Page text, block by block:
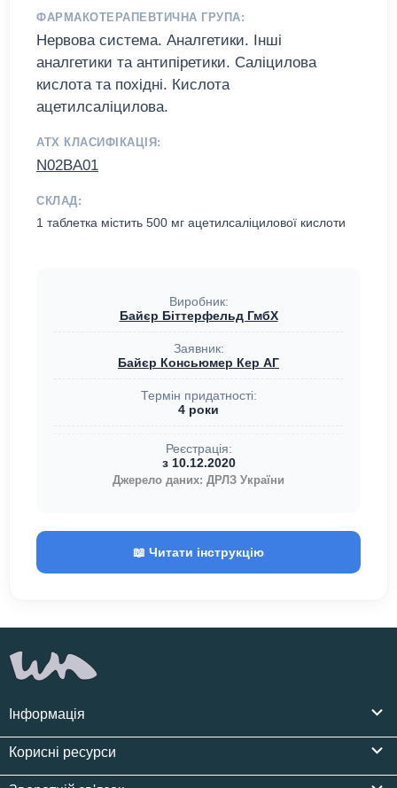
ФАРМАКОТЕРАПЕВТИЧНА ГРУПА:
Нервова система. Аналгетики. Інші
аналгетики та антипіретики. Саліцилова
кислота та похідні. Кислота
ацетилсаліцилова.
АТХ КЛАСИФІКАЦІЯ:
N02BA01
СКЛАД:
1 таблетка містить 500 мг ацетилсаліцилової кислоти
Виробник:
Байєр Біттерфельд ГмбХ
Заявник:
Байєр Консьюмер Кер АГ
Термін придатності:
4 роки
Реєстрація:
з 10.12.2020
Джерело даних: ДРЛЗ України
📖 Читати інструкцію
Інформація
Корисні ресурси